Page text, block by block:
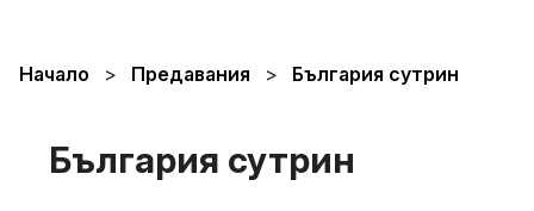
Начало Предавания България сутрин
България сутрин